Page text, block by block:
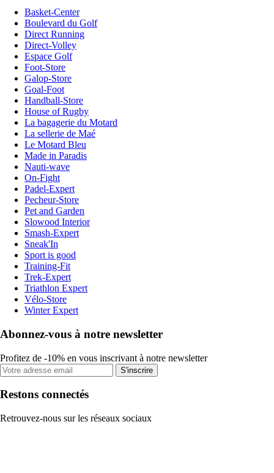
Basket-Center
Boulevard du Golf
Direct Running
Direct-Volley
Espace Golf
Foot-Store
Galop-Store
Goal-Foot
Handball-Store
House of Rugby
La bagagerie du Motard
La sellerie de Maé
Le Motard Bleu
Made in Paradis
Nauti-wave
On-Fight
Padel-Expert
Pecheur-Store
Pet and Garden
Slowood Interior
Smash-Expert
Sneak'In
Sport is good
Training-Fit
Trek-Expert
Triathlon Expert
Vélo-Store
Winter Expert
Abonnez-vous à notre newsletter
Profitez de -10% en vous inscrivant à notre newsletter
S'inscrire
Restons connectés
Retrouvez-nous sur les réseaux sociaux